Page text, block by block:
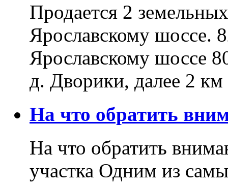
Продается 2
Ярославскому
Ярославскому шоссе
д. Дворики, далее 2
На что обратить
На что обратить
участка Одним из